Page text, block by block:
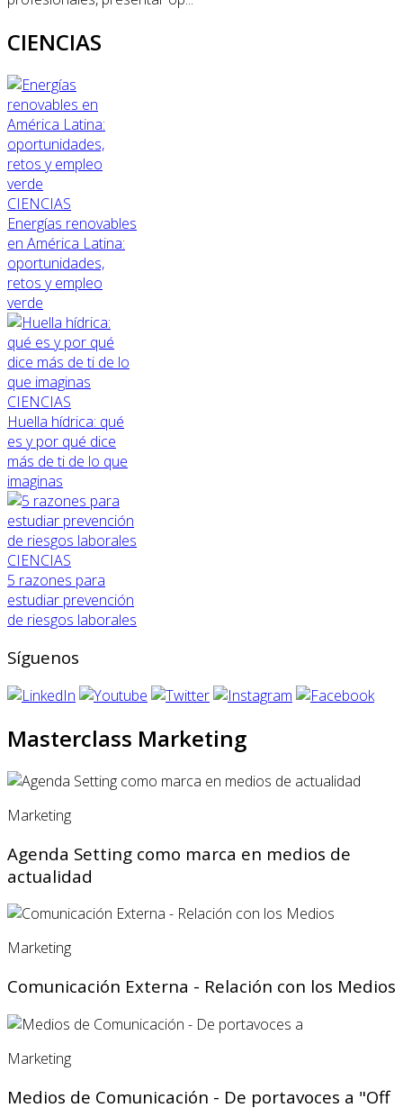
CIENCIAS
CIENCIAS
Energías renovables
en América Latina:
oportunidades,
retos y empleo
verde
CIENCIAS
Huella hídrica: qué
es y por qué dice
más de ti de lo que
imaginas
CIENCIAS
5 razones para
estudiar prevención
de riesgos laborales
Síguenos
Masterclass Marketing
Marketing
Agenda Setting como marca en medios de
actualidad
Marketing
Comunicación Externa - Relación con los Medios
Marketing
Medios de Comunicación - De portavoces a "Off